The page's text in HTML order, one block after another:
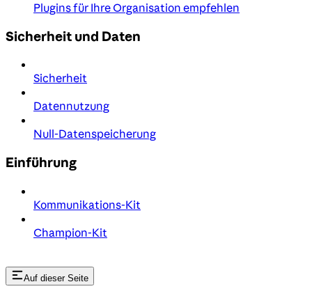
Plugins für Ihre Organisation empfehlen
Sicherheit und Daten
Sicherheit
Datennutzung
Null-Datenspeicherung
Einführung
Kommunikations-Kit
Champion-Kit
Auf dieser Seite